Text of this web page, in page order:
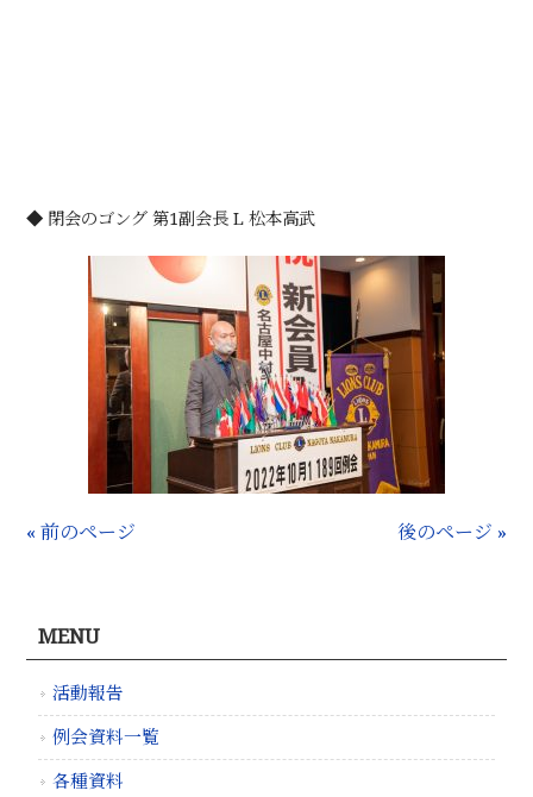
◆ 閉会のゴング 第1副会長 L 松本高武
« 前のページ 後のページ »
MENU
活動報告
例会資料一覧
各種資料